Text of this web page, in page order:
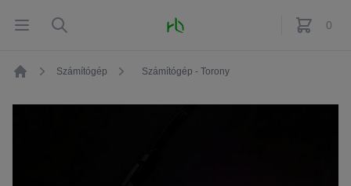
Open menu
Search Fő oldal 0
féle
Számítógép Számítógép - Torony